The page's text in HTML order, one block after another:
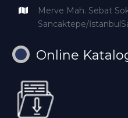
Merve Mah. Sebat
Sancaktepe/
Online